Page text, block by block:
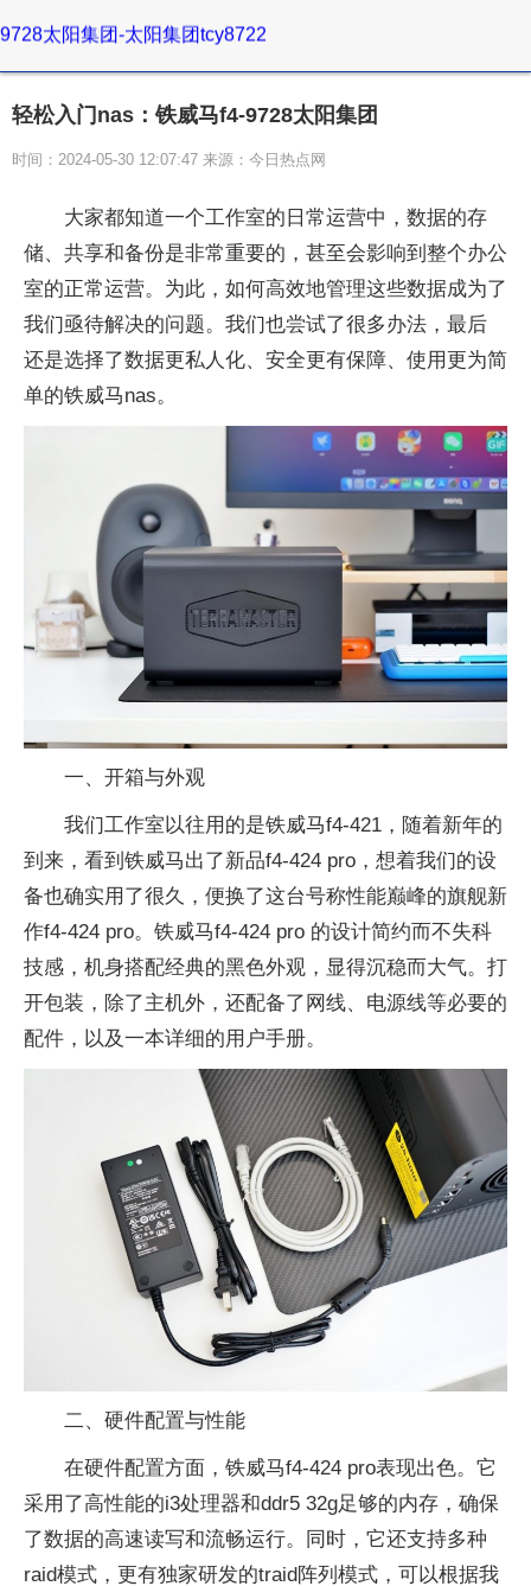
9728太阳集团-太阳集团tcy8722
轻松入门nas：铁威马f4-9728太阳集团
时间：2024-05-30 12:07:47 来源：今日热点网
大家都知道一个工作室的日常运营中，数据的存
储、共享和备份是非常重要的，甚至会影响到整个办公
室的正常运营。为此，如何高效地管理这些数据成为了
我们亟待解决的问题。我们也尝试了很多办法，最后
还是选择了数据更私人化、安全更有保障、使用更为简
单的铁威马nas。
一、开箱与外观
我们工作室以往用的是铁威马f4-421，随着新年的
到来，看到铁威马出了新品f4-424 pro，想着我们的设
备也确实用了很久，便换了这台号称性能巅峰的旗舰新
作f4-424 pro。铁威马f4-424 pro 的设计简约而不失科
技感，机身搭配经典的黑色外观，显得沉稳而大气。打
开包装，除了主机外，还配备了网线、电源线等必要的
配件，以及一本详细的用户手册。
二、硬件配置与性能
在硬件配置方面，铁威马f4-424 pro表现出色。它
采用了高性能的i3处理器和ddr5 32g足够的内存，确保
了数据的高速读写和流畅运行。同时，它还支持多种
raid模式，更有独家研发的traid阵列模式，可以根据我